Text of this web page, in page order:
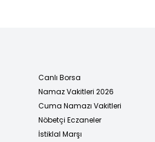
Canlı Borsa
Namaz Vakitleri 2026
Cuma Namazı Vakitleri
Nöbetçi Eczaneler
İstiklal Marşı